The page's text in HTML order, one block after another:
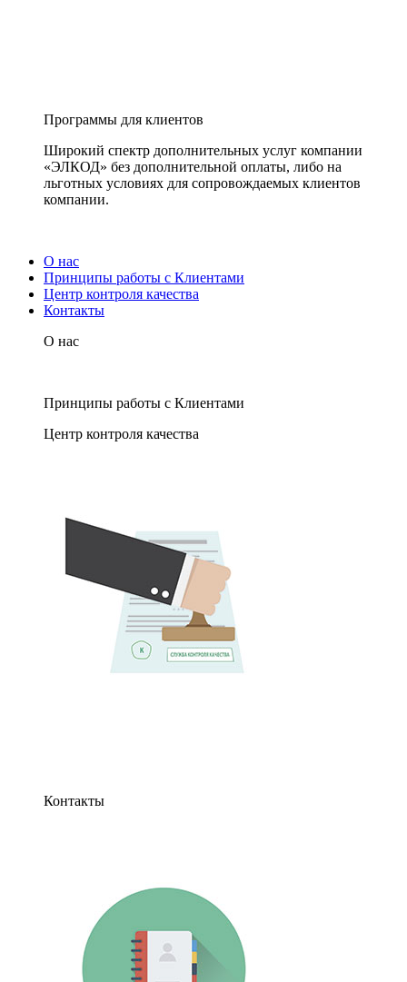
Программы для клиентов
Широкий спектр дополнительных услуг компании
«ЭЛКОД» без дополнительной оплаты, либо на
льготных условиях для сопровождаемых клиентов
компании.
О нас
Принципы работы с Клиентами
Центр контроля качества
Контакты
О нас
Принципы работы с Клиентами
Центр контроля качества
Контакты